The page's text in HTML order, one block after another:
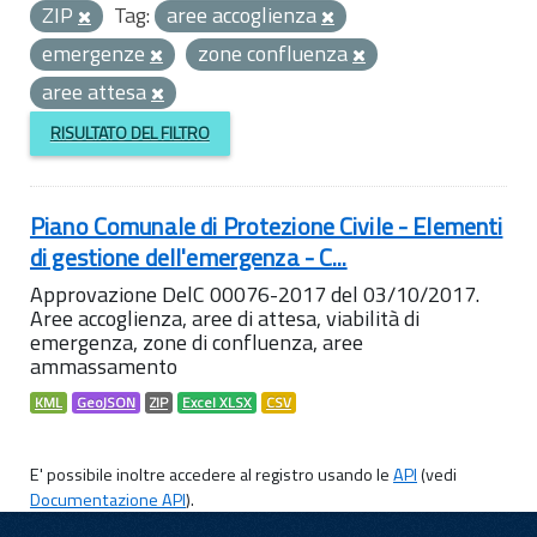
ZIP
Tag: aree accoglienza
emergenze
zone confluenza
aree attesa
RISULTATO DEL FILTRO
Piano Comunale di Protezione Civile - Elementi
di gestione dell'emergenza - C...
Approvazione DelC 00076-2017 del 03/10/2017.
Aree accoglienza, aree di attesa, viabilità di
emergenza, zone di confluenza, aree
ammassamento
KML GeoJSON ZIP Excel XLSX CSV
E' possibile inoltre accedere al registro usando leAPI(vedi
Documentazione API).